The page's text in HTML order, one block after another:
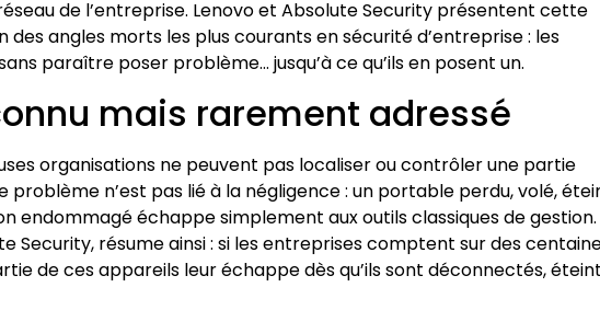
de l’entreprise. Lenovo et Absolute Security présentent cette
angles morts les plus courants en sécurité d’entreprise : les
paraître poser problème… jusqu’à ce qu’ils en posent un.
mais rarement adressé
organisations ne peuvent pas localiser ou contrôler une partie
problème n’est pas lié à la négligence : un portable perdu, volé,
endommagé échappe simplement aux outils classiques de gestion.
Security, résume ainsi : si les entreprises comptent sur des
de ces appareils leur échappe dès qu’ils sont déconnectés,